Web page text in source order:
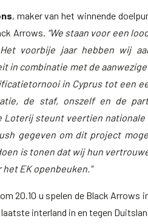
, maker van het winnende
Arrows. “We staan voor een
voorbije jaar hebben wij
in combinatie met de
in Cyprus tot een
de staf, onszelf en de
Loterij steunt veertien nationale
gegeven om dit project
is tonen dat wij hun
het EK openbeuken.”
20.10 u spelen de Black Arrows
interland in en tegen